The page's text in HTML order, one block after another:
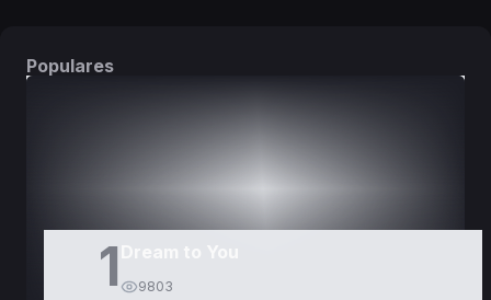
Populares
1 9803